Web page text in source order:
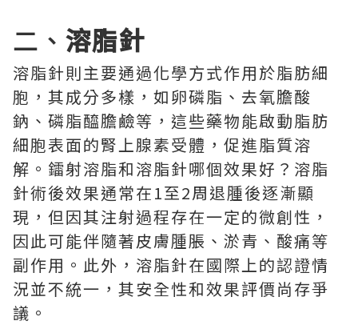
二、 溶脂針
溶脂針則主要通過化學方式作用於脂肪細
胞，其成分多樣，如卵磷脂、去氧膽酸
鈉、磷脂醯膽鹼等，這些藥物能啟動脂肪
細胞表面的腎上腺素受體，促進脂質溶
解。鐳射溶脂和溶脂針哪個效果好？溶脂
針術後效果通常在1至2周退腫後逐漸顯
現，但因其注射過程存在一定的微創性，
因此可能伴隨著皮膚腫脹、淤青、酸痛等
副作用。此外，溶脂針在國際上的認證情
況並不統一，其安全性和效果評價尚存爭
議。